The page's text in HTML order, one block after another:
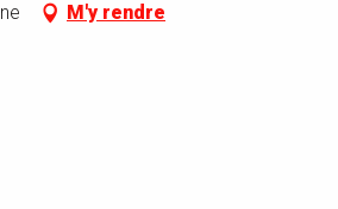
M'y rendre